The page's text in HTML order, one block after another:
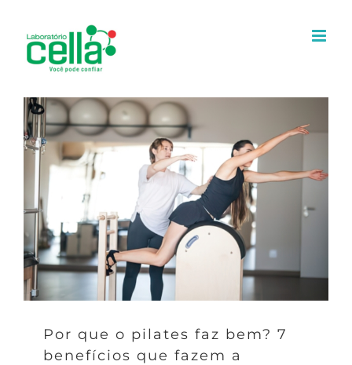
conteúdo
Por que o pilates faz bem? 7
benefícios que fazem a